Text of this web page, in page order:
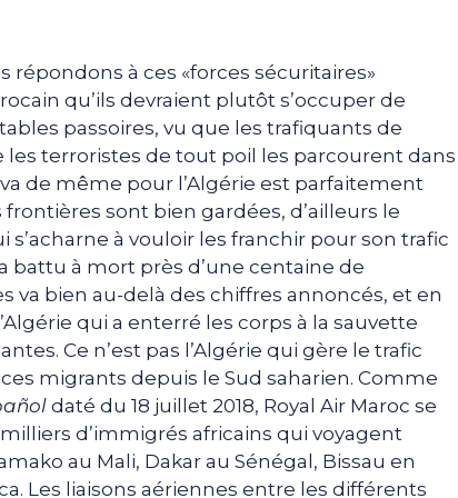
répondons à ces «forces sécuritaires»
qu’ils devraient plutôt s’occuper de
passoires, vu que les trafiquants de
les terroristes de tout poil les parcourent dans
de même pour l’Algérie est parfaitement
sont bien gardées, d’ailleurs le
à vouloir les franchir pour son trafic
battu à mort près d’une centaine de
va bien au-delà des chiffres annoncés, et en
qui a enterré les corps à la sauvette
Ce n’est pas l’Algérie qui gère le trafic
migrants depuis le Sud saharien. Comme
daté du 18 juillet 2018, Royal Air Maroc se
d’immigrés africains qui voyagent
au Mali, Dakar au Sénégal, Bissau en
Les liaisons aériennes entre les différents